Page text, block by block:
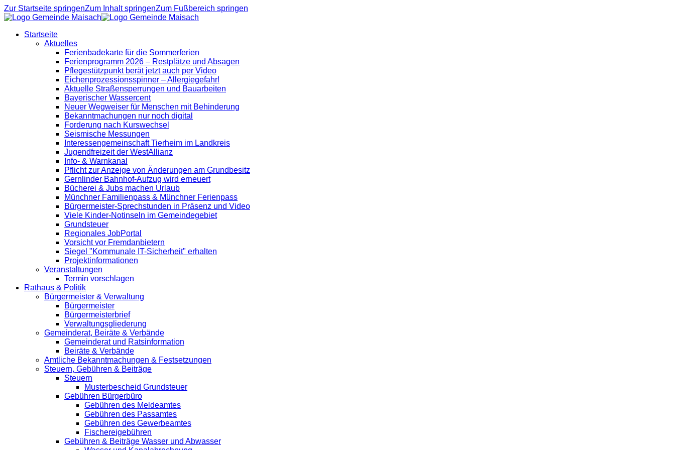
Zur Startseite springenZum Inhalt springenZum Fußbereich springen
Startseite
Aktuelles
Ferienbadekarte für die Sommerferien
Ferienprogramm 2026 – Restplätze und Absagen
Pflegestützpunkt berät jetzt auch per Video
Eichenprozessionsspinner – Allergiegefahr!
Aktuelle Straßensperrungen und Bauarbeiten
Bayerischer Wassercent
Neuer Wegweiser für Menschen mit Behinderung
Bekanntmachungen nur noch digital
Forderung nach Kurswechsel
Seismische Messungen
Interessengemeinschaft Tierheim im Landkreis
Jugendfreizeit der WestAllianz
Info- & Warnkanal
Pflicht zur Anzeige von Änderungen am Grundbesitz
Gernlinder Bahnhof-Aufzug wird erneuert
Bücherei & Jubs machen Urlaub
Münchner Familienpass & Münchner Ferienpass
Bürgermeister-Sprechstunden in Präsenz und Video
Viele Kinder-Notinseln im Gemeindegebiet
Grundsteuer
Regionales JobPortal
Vorsicht vor Fremdanbietern
Siegel "Kommunale IT-Sicherheit" erhalten
Projektinformationen
Veranstaltungen
Termin vorschlagen
Rathaus & Politik
Bürgermeister & Verwaltung
Bürgermeister
Bürgermeisterbrief
Verwaltungsgliederung
Gemeinderat, Beiräte & Verbände
Gemeinderat und Ratsinformation
Beiräte & Verbände
Amtliche Bekanntmachungen & Festsetzungen
Steuern, Gebühren & Beiträge
Steuern
Musterbescheid Grundsteuer
Gebühren Bürgerbüro
Gebühren des Meldeamtes
Gebühren des Passamtes
Gebühren des Gewerbeamtes
Fischereigebühren
Gebühren & Beiträge Wasser und Abwasser